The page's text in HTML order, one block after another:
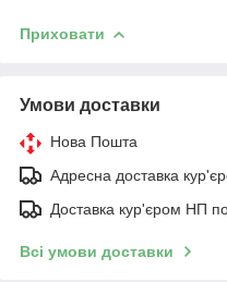
Приховати
Умови доставки
Нова Пошта
Адресна доставка
Доставка кур'єром НП
Всі умови доставки